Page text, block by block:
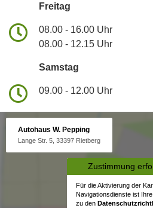
Freitag
08.00 - 16.00 Uhr
08.00 - 12.15 Uhr
Samstag
09.00 - 12.00 Uhr
Autohaus W. Pepping
Lange Str. 5, 33397 Rietberg
Zustimmung
Für die Aktivierung der
Navigationsdienste ist
zu den